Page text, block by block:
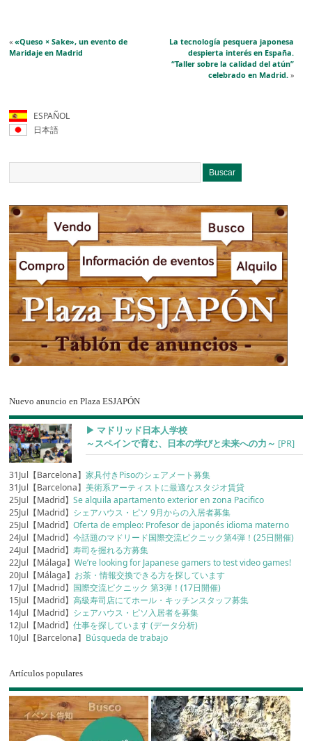
««Queso × Sake», un evento de
Maridaje en Madrid
La tecnología pesquera japonesa
despierta interés en España.
“Taller sobre la calidad del atún”
celebrado en Madrid.»
ESPAÑOL
日本語
Nuevo anuncio en Plaza ESJAPÓN
▶︎ マドリッド日本人学校
～スペインで育む、日本の学びと未来への力～ [PR]
31Jul【Barcelona】家具付きPisoのシェアメート募集
31Jul【Barcelona】美術系アーティストに最適なスタジオ賃貸
25Jul【Madrid】Se alquila apartamento exterior en zona Pacifico
25Jul【Madrid】 シェアハウス・ピソ 9月からの入居者募集
25Jul【Madrid】Oferta de empleo: Profesor de japonés idioma materno
24Jul【Madrid】今話題のマドリード国際交流ピクニック第4弾！(25日開催)
24Jul【Madrid】寿司を握れる方募集
22Jul【Málaga】We’re looking for Japanese gamers to test video games!
20Jul【Málaga】 お茶・情報交換できる方を探しています
17Jul【Madrid】 国際交流ピクニック 第3弾！(17日開催)
15Jul【Madrid】高級寿司店にてホール・キッチンスタッフ募集
14Jul【Madrid】 シェアハウス・ピソ入居者を募集
12Jul【Madrid】仕事を探しています (データ分析)
10Jul【Barcelona】 Búsqueda de trabajo
Artículos populares